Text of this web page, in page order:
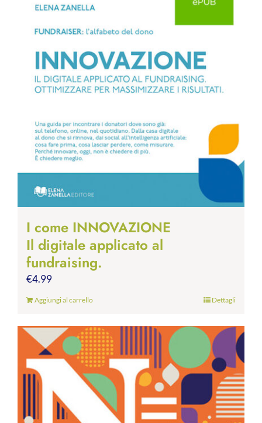
I come INNOVAZIONE
Il digitale applicato al
fundraising.
€4.99
Aggiungi al carrello Dettagli